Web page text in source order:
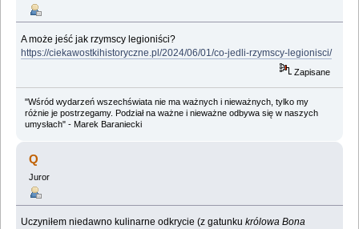
A może jeść jak rzymscy legioniści?
https://ciekawostkihistoryczne.pl/2024/06/01/co-jedli-rzymscy-legionisci/
Zapisane
"Wśród wydarzeń wszechświata nie ma ważnych i nieważnych, tylko my
różnie je postrzegamy. Podział na ważne i nieważne odbywa się w naszych
umysłach" - Marek Baraniecki
Q
Juror
Uczyniłem niedawno kulinarne odkrycie (z gatunkukrólowa Bona